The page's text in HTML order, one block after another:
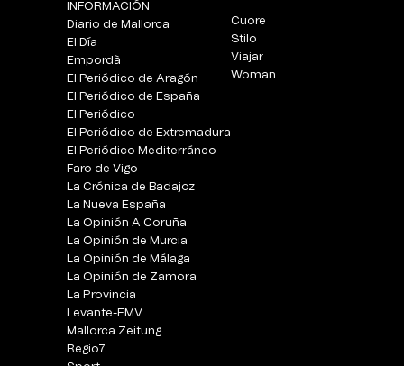
INFORMACIÓN
Diario de Mallorca
El Día
Empordà
El Periódico de Aragón
El Periódico de España
El Periódico
El Periódico de Extremadura
El Periódico Mediterráneo
Faro de Vigo
La Crónica de Badajoz
La Nueva España
La Opinión A Coruña
La Opinión de Murcia
La Opinión de Málaga
La Opinión de Zamora
La Provincia
Levante-EMV
Mallorca Zeitung
Regio7
Cuore
Stilo
Viajar
Woman